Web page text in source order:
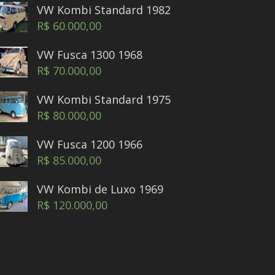
VW Kombi Standard 1982
R$ 60.000,00
VW Fusca 1300 1968
R$ 70.000,00
VW Kombi Standard 1975
R$ 80.000,00
VW Fusca 1200 1966
R$ 85.000,00
VW Kombi de Luxo 1969
R$ 120.000,00